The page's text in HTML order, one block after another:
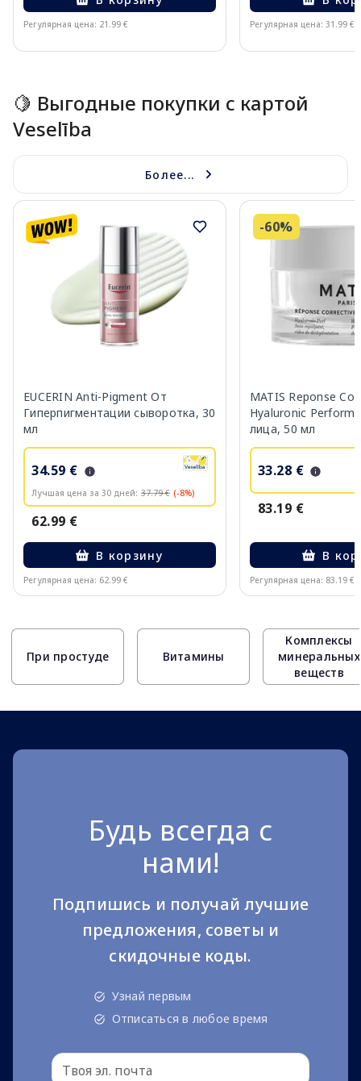
Регулярная цена: 21.99 € Регулярная цена: 31.99 €
🍋 Выгодные покупки с картой
Veselība
Более...
EUCERIN Anti-Pigment От
Гиперпигментации сыворотка, 30
мл
34.59 €
Лучшая цена за 30 дней: 37.79 € (-8%)
62.99 €
В корзину
Регулярная цена: 62.99 €
-60%
MATIS Reponse
Hyaluronic
лица, 50 мл
33.28 €
83.19 €
В
Регулярная цена: 83.19 €
При простуде Витамины
Комплексы
минеральных
веществ
Будь всегда с
нами!
Подпишись и получай лучшие
предложения, советы и
скидочные коды.
Узнай первым
Отписаться в любое время